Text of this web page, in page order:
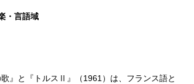
・言語域
』と『トルスⅡ』（1961）は、フランス語と